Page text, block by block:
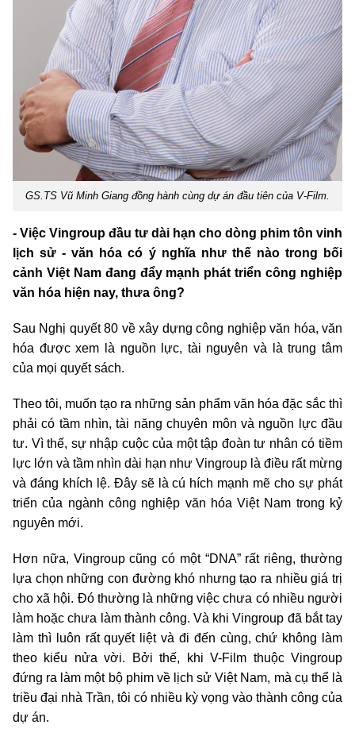
GS.TS Vũ Minh Giang đồng hành cùng dự án đầu tiên của V-Film.
- Việc Vingroup đầu tư dài hạn cho dòng phim tôn vinh
lịch sử - văn hóa có ý nghĩa như thế nào trong bối
cảnh Việt Nam đang đẩy mạnh phát triển công nghiệp
văn hóa hiện nay, thưa ông?
Sau Nghị quyết 80 về xây dựng công nghiệp văn hóa, văn
hóa được xem là nguồn lực, tài nguyên và là trung tâm
của mọi quyết sách.
Theo tôi, muốn tạo ra những sản phẩm văn hóa đặc sắc thì
phải có tầm nhìn, tài năng chuyên môn và nguồn lực đầu
tư. Vì thế, sự nhập cuộc của một tập đoàn tư nhân có tiềm
lực lớn và tầm nhìn dài hạn như Vingroup là điều rất mừng
và đáng khích lệ. Đây sẽ là cú hích mạnh mẽ cho sự phát
triển của ngành công nghiệp văn hóa Việt Nam trong kỷ
nguyên mới.
Hơn nữa, Vingroup cũng có một “DNA” rất riêng, thường
lựa chọn những con đường khó nhưng tạo ra nhiều giá trị
cho xã hội. Đó thường là những việc chưa có nhiều người
làm hoặc chưa làm thành công. Và khi Vingroup đã bắt tay
làm thì luôn rất quyết liệt và đi đến cùng, chứ không làm
theo kiểu nửa vời. Bởi thế, khi V-Film thuộc Vingroup
đứng ra làm một bộ phim về lịch sử Việt Nam, mà cụ thể là
triều đại nhà Trần, tôi có nhiều kỳ vọng vào thành công của
dự án.